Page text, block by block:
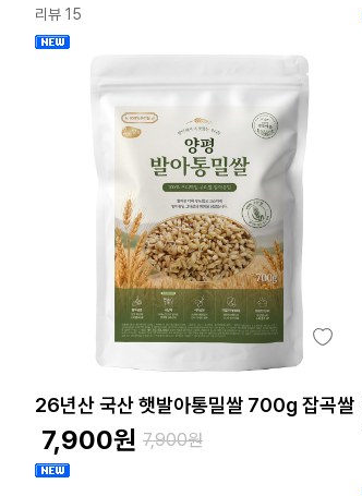
리뷰 15
26년산 국산 햇발아통밀쌀 700g 잡곡쌀
7,900원 7,900원